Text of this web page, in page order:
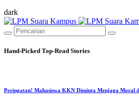
dark
Hand-Picked Top-Read Stories
Peringatan! Mahasiswa KKN Diminta Menjaga Moral